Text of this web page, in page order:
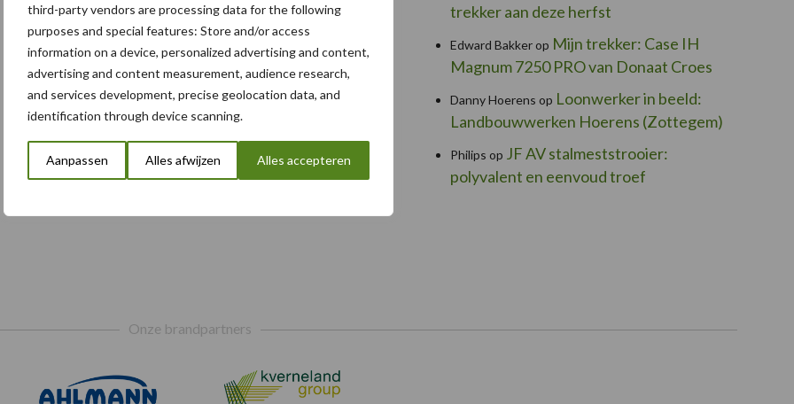
third-party vendors are processing data for the following
purposes and special features: Store and/or access
information on a device, personalized advertising and content,
advertising and content measurement, audience research,
and services development, precise geolocation data, and
identification through device scanning.
Aanpassen Alles afwijzen Alles accepteren
trekker aan deze herfst
Edward Bakkerop Mijn trekker: Case IH
Magnum 7250 PRO van Donaat Croes
Danny Hoerens op Loonwerker in beeld:
Landbouwwerken Hoerens (Zottegem)
Philips op JF AV stalmeststrooier:
polyvalent en eenvoud troef
Onze brandpartners